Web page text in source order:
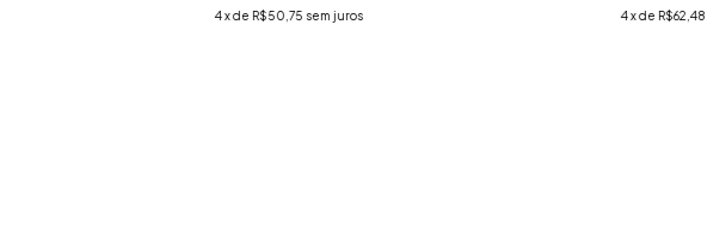
4x de R$50,75 sem juros 4x de R$62,48